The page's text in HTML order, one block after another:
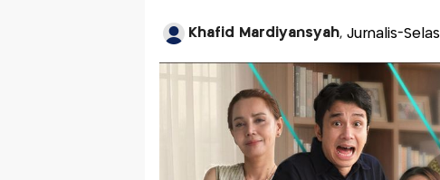
Khafid Mardiyansyah, Jurnalis-